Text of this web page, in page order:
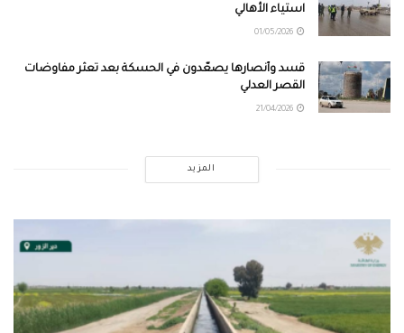
استياء الأهالي
قسد وأنصارها يصعّدون في الحسكة بعد تعثر مفاوضات
القصر العدلي
المزيد